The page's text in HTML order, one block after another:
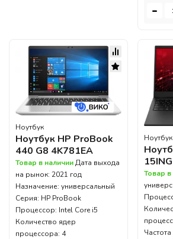
-
Ноутбук
Ноутбук HP ProBook
440 G8 4K781EA
Товар в наличииДата выхода
на рынок: 2021 год
Назначение: универсальный
Серия: HP ProBook
Процессор: Intel Core i5
Количество ядер
процессора: 4
Ноутбук
Товар в